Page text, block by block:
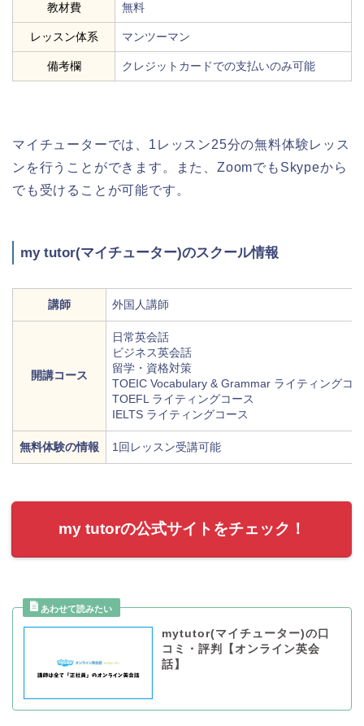
教材費 無料
レッスン体系 マンツーマン
備考欄 クレジットカードでの支払いのみ可能
マイチューターでは、1レッスン25分の無料体験レッス
ンを行うことができます。また、ZoomでもSkypeから
でも受けることが可能です。
my tutor(マイチューター)のスクール情報
講師 外国人講師
開講コース
日常英会話
ビジネス英会話
留学・資格対策
TOEIC Vocabulary & Grammar ライティングコ
TOEFL ライティングコース
IELTS ライティングコース
無料体験の情報 1回レッスン受講可能
my tutorの公式サイトをチェック！
mytutor(マイチューター)の口
コミ・評判【オンライン英会
話】